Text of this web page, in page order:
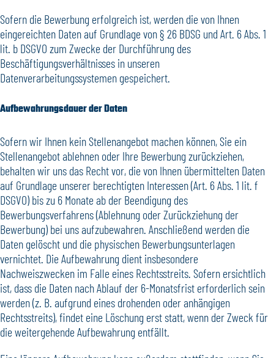
Sofern die Bewerbung erfolgreich ist, werden die von Ihnen
eingereichten Daten auf Grundlage von § 26 BDSG und Art. 6 Abs. 1
lit. b DSGVO zum Zwecke der Durchführung des
Beschäftigungsverhältnisses in unseren
Datenverarbeitungssystemen gespeichert.
Aufbewahrungsdauer der Daten
Sofern wir Ihnen kein Stellenangebot machen können, Sie ein
Stellenangebot ablehnen oder Ihre Bewerbung zurückziehen,
behalten wir uns das Recht vor, die von Ihnen übermittelten Daten
auf Grundlage unserer berechtigten Interessen (Art. 6 Abs. 1 lit. f
DSGVO) bis zu 6 Monate ab der Beendigung des
Bewerbungsverfahrens (Ablehnung oder Zurückziehung der
Bewerbung) bei uns aufzubewahren. Anschließend werden die
Daten gelöscht und die physischen Bewerbungsunterlagen
vernichtet. Die Aufbewahrung dient insbesondere
Nachweiszwecken im Falle eines Rechtsstreits. Sofern ersichtlich
ist, dass die Daten nach Ablauf der 6-Monatsfrist erforderlich sein
werden (z. B. aufgrund eines drohenden oder anhängigen
Rechtsstreits), findet eine Löschung erst statt, wenn der Zweck für
die weitergehende Aufbewahrung entfällt.